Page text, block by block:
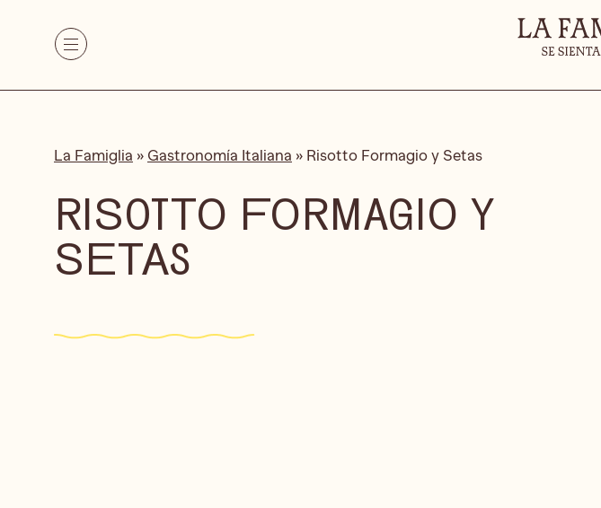
La Famiglia » Gastronomía Italiana » Risotto Formagio y Setas
RISOTTO FORMAGIO Y
SETAS